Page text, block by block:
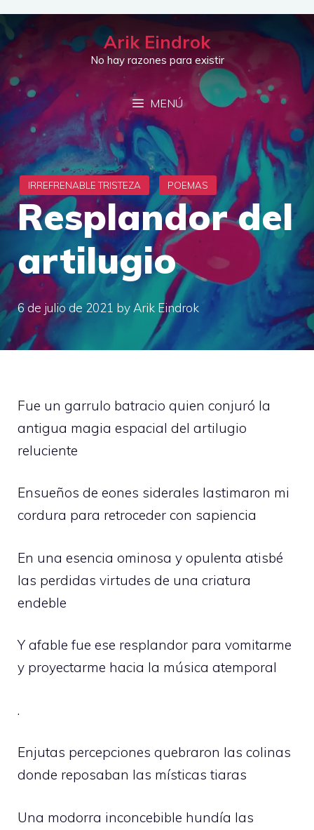
Saltar
al
contenido
Arik Eindrok
No hay razones para existir
MENÚ
Resplandor del
artilugio
6 de julio de 2021 by Arik Eindrok
Fue un garrulo batracio quien conjuró la
antigua magia espacial del artilugio
reluciente
Ensueños de eones siderales lastimaron mi
cordura para retroceder con sapiencia
En una esencia ominosa y opulenta atisbé
las perdidas virtudes de una criatura
endeble
Y afable fue ese resplandor para vomitarme
y proyectarme hacia la música atemporal
.
Enjutas percepciones quebraron las colinas
donde reposaban las místicas tiaras
Una modorra inconcebible hundía las